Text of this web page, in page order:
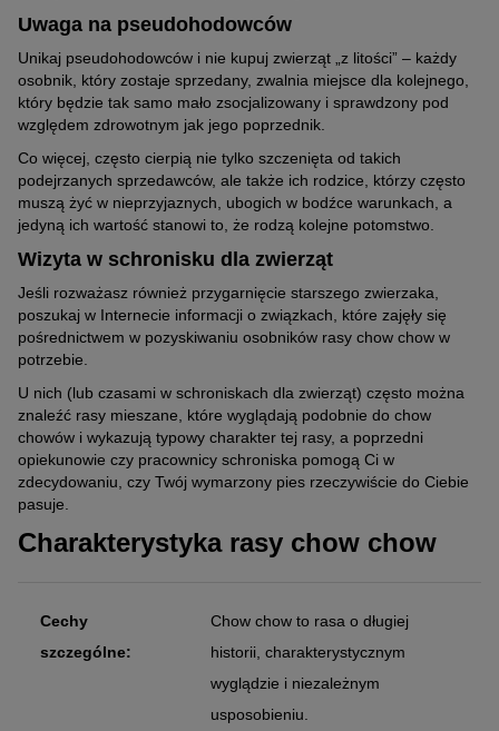
Uwaga na pseudohodowców
Unikaj pseudohodowców i nie kupuj zwierząt „z litości” – każdy
osobnik, który zostaje sprzedany, zwalnia miejsce dla kolejnego,
który będzie tak samo mało zsocjalizowany i sprawdzony pod
względem zdrowotnym jak jego poprzednik.
Co więcej, często cierpią nie tylko szczenięta od takich
podejrzanych sprzedawców, ale także ich rodzice, którzy często
muszą żyć w nieprzyjaznych, ubogich w bodźce warunkach, a
jedyną ich wartość stanowi to, że rodzą kolejne potomstwo.
Wizyta w schronisku dla zwierząt
Jeśli rozważasz również przygarnięcie starszego zwierzaka,
poszukaj w Internecie informacji o związkach, które zajęły się
pośrednictwem w pozyskiwaniu osobników rasy chow chow w
potrzebie.
U nich (lub czasami w schroniskach dla zwierząt) często można
znaleźć rasy mieszane, które wyglądają podobnie do chow
chowów i wykazują typowy charakter tej rasy, a poprzedni
opiekunowie czy pracownicy schroniska pomogą Ci w
zdecydowaniu, czy Twój wymarzony pies rzeczywiście do Ciebie
pasuje.
Charakterystyka rasy chow chow
Cechy
szczególne:
Chow chow to rasa o długiej
historii, charakterystycznym
wyglądzie i niezależnym
usposobieniu.